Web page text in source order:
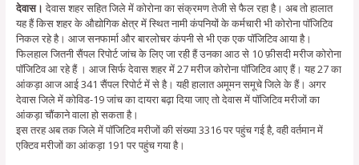
देवास। देवास शहर सहित जिले में कोरोना का संक्रमण तेजी से फैल रहा है। अब तो हालात
यह हैं किस शहर के औद्योगिक क्षेत्र में स्थित नामी कंपनियों के कर्मचारी भी कोरोना पॉजिटिव
निकल रहे है। आज सनफार्मा और बारलोचर कंपनी से भी एक एक पॉजिटिव आया है।
फिलहाल जितनी सैंपल रिपोर्ट जांच के लिए जा रही हैं उनका आठ से 10 फ़ीसदी मरीज कोरोना
पॉजिटिव आ रहे हैं । आज सिर्फ देवास शहर में 27 मरीज कोरोना पॉजिटिव आए हैं। यह 27 का
आंकड़ा आज आई 341 सैंपल रिपोर्ट में से है। यही हालात अमूमन समूचे जिले के हैं। अगर
देवास जिले में कोविड-19 जांच का दायरा बढ़ा दिया जाए तो देवास में पॉजिटिव मरीजों का
आंकड़ा चौंकाने वाला हो सकता है।
इस तरह अब तक जिले में पॉजिटिव मरीजों की संख्या 3316 पर पहुंच गई है, वही वर्तमान में
एक्टिव मरीजों का आंकड़ा 191 पर पहुंच गया है।